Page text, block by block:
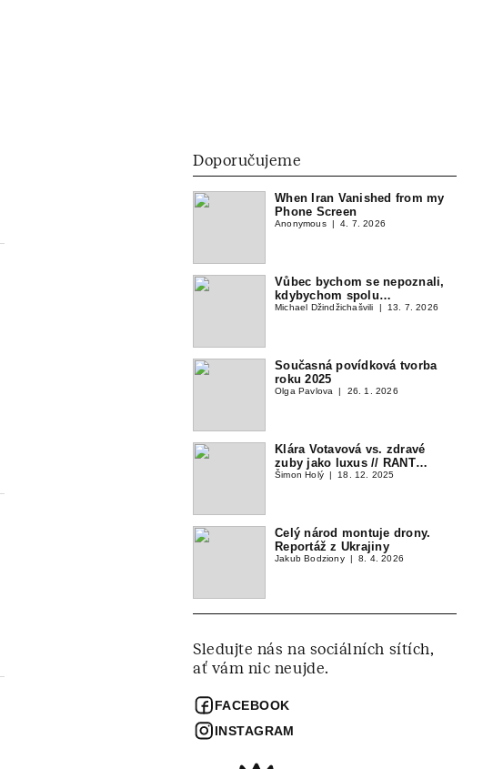
Doporučujeme
When Iran Vanished from my
Phone Screen
Anonymous 4. 7. 2026
Vůbec bychom se nepoznali,
kdybychom spolu…
Michael Džindžichašvili 13. 7. 2026
Současná povídková tvorba
roku 2025
Olga Pavlova 26. 1. 2026
Klára Votavová vs. zdravé
zuby jako luxus // RANT…
Šimon Holý 18. 12. 2025
Celý národ montuje drony.
Reportáž z Ukrajiny
Jakub Bodziony 8. 4. 2026
Sledujte nás na sociálních sítích,
ať vám nic neujde.
FACEBOOK
INSTAGRAM